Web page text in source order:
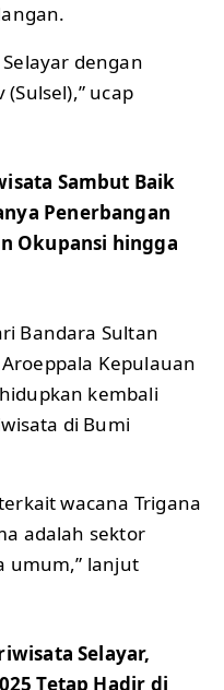
dengan
ucap
Sambut Baik
Penerbangan
Okupansi hingga
Bandara Sultan
Kepulauan
kembali
di Bumi
wacana Trigana
adalah sektor
umum,” lanjut
Selayar,
Tetap Hadir di